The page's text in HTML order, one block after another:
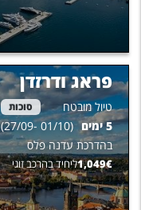
פראג ודרזדן
טיול מובטח סוכות
5ימים (
01/10
-
27/09
)
בהדרכת עדנה פלס
1,049€ ליחיד בהרכב זוגי